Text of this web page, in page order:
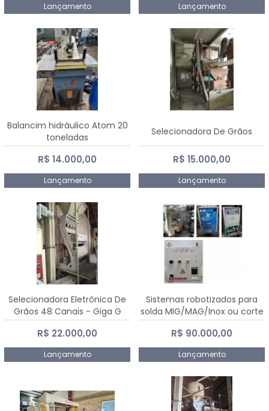
Lançamento Lançamento
Balancim hidráulico Atom 20
toneladas
R$ 14.000,00
Lançamento
Selecionadora De Grãos
R$ 15.000,00
Lançamento
Selecionadora Eletrônica De
Grãos 48 Canais - Giga G
10000
R$ 22.000,00
Lançamento
Sistemas robotizados para
solda MIG/MAG/Inox ou corte
plasma
R$ 90.000,00
Lançamento